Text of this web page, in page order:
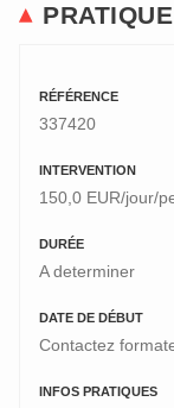
PRATIQUE
RÉFÉRENCE
337420
INTERVENTION
150,0 EUR/jour/
DURÉE
A determiner
DATE DE DÉBUT
Contactez
INFOS PRATIQUES